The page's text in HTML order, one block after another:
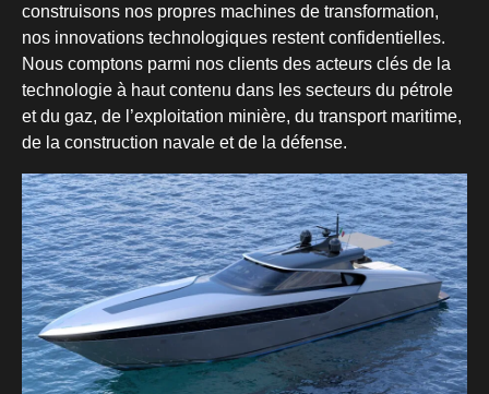
construisons nos propres machines de transformation,
nos innovations technologiques restent confidentielles.
Nous comptons parmi nos clients des acteurs clés de la
technologie à haut contenu dans les secteurs du pétrole
et du gaz, de l’exploitation minière, du transport maritime,
de la construction navale et de la défense.